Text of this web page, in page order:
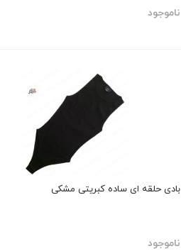
ناموجود
بادی حلقه ای ساده کبریتی مشکی
ناموجود